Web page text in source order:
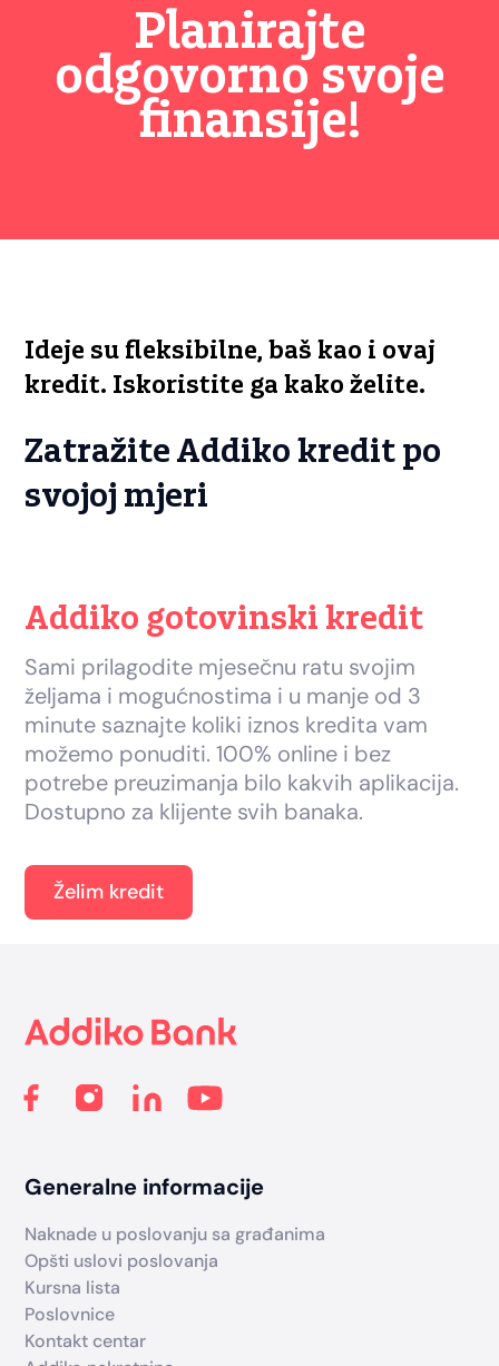
Planirajte
odgovorno svoje
finansije!
Ideje su fleksibilne, baš kao i ovaj
kredit. Iskoristite ga kako želite.
Zatražite Addiko kredit po
svojoj mjeri
Addiko gotovinski kredit
Sami prilagodite mjesečnu ratu svojim
željama i mogućnostima i u manje od 3
minute saznajte koliki iznos kredita vam
možemo ponuditi. 100% online i bez
potrebe preuzimanja bilo kakvih aplikacija.
Dostupno za klijente svih banaka.
Želim kredit
Generalne informacije
Naknade u poslovanju sa građanima
Opšti uslovi poslovanja
Kursna lista
Poslovnice
Kontakt centar